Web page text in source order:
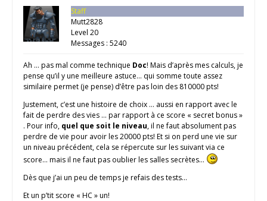
Staff
Mutt2828
Level 20
Messages : 5240
Ah … pas mal comme technique Doc! Mais d’après mes calculs, je
pense qu’il y une meilleure astuce… qui somme toute assez
similaire permet (je pense) d’être pas loin des 810000 pts!
Justement, c’est une histoire de choix … aussi en rapport avec le
fait de perdre des vies … par rapport à ce score « secret bonus »
. Pour info, quel que soit le niveau, il ne faut absolument pas
perdre de vie pour avoir les 20000 pts! Et si on perd une vie sur
un niveau précédent, cela se répercute sur les suivant via ce
score… mais il ne faut pas oublier les salles secrètes…
Dès que j’ai un peu de temps je refais des tests…
Et un p’tit score « HC » un!